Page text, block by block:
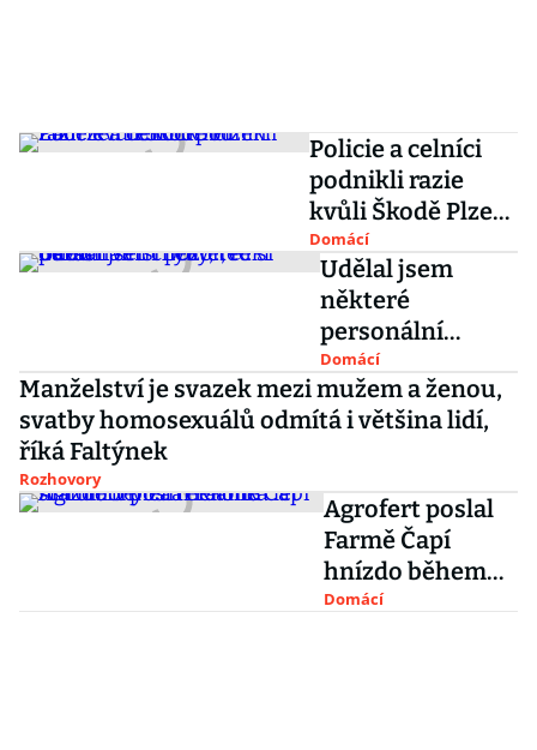
Policie a celníci
podnikli razie
kvůli Škodě Plzeň.
Zadrželi několik
lidí
Domácí
Udělal jsem
některé
personální
chyby, teď si
dávám větší
pozor, řekl Babiš
Domácí
Manželství je svazek mezi mužem a ženou,
svatby homosexuálů odmítá i většina lidí,
říká Faltýnek
Rozhovory
Agrofert poslal
Farmě Čapí
hnízdo během
několika let
Domácí